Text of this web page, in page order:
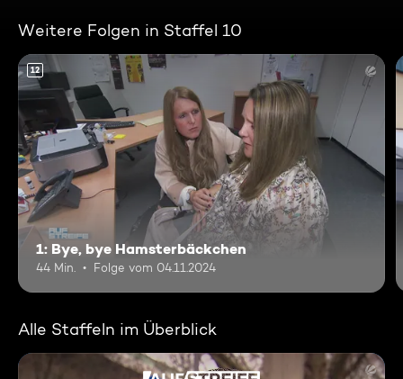
Weitere Folgen in Staffel 10
12
1: Bye, bye Hamsterbäckchen
44 Min. Folge vom 04.11.2024
Alle Staffeln im Überblick